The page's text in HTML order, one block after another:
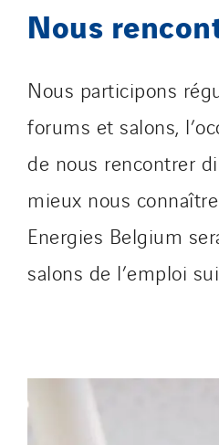
Nous
Nous participons
forums et salons,
de nous rencontrer
mieux nous
Energies Belgium
salons de l’emploi